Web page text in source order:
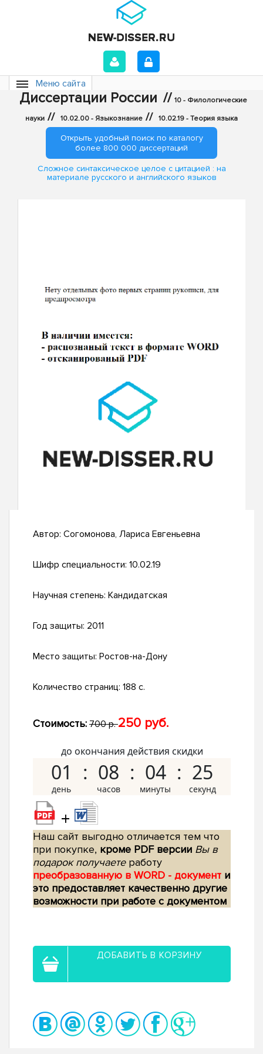
Меню сайта
Диссертации России // 10 - Филологические
науки // 10.02.00 - Языкознание // 10.02.19 - Теория языка
Открыть удобный поиск по каталогу
более 800 000 диссертаций
Сложное синтаксическое целое с цитацией : на
материале русского и английского языков
Автор: Согомонова, Лариса Евгеньевна
Шифр специальности: 10.02.19
Научная степень: Кандидатская
Год защиты: 2011
Место защиты: Ростов-на-Дону
Количество страниц: 188 с.
Стоимость: 700 р.250 руб.
до окончания действия скидки
01 08 04 24
+
Наш сайт выгодно отличается тем что
при покупке, кроме PDF версии Вы в
подарок получаетеработу
преобразованную в WORD - документ и
это предоставляет качественно другие
возможности при работе с документом
ДОБАВИТЬ В КОРЗИНУ